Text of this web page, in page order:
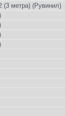
(3 метра) (Рувинил)